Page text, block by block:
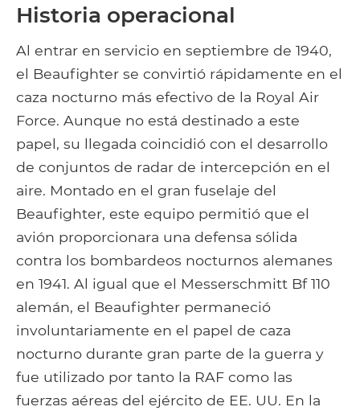
Historia operacional
Al entrar en servicio en septiembre de 1940,
el Beaufighter se convirtió rápidamente en el
caza nocturno más efectivo de la Royal Air
Force. Aunque no está destinado a este
papel, su llegada coincidió con el desarrollo
de conjuntos de radar de intercepción en el
aire. Montado en el gran fuselaje del
Beaufighter, este equipo permitió que el
avión proporcionara una defensa sólida
contra los bombardeos nocturnos alemanes
en 1941. Al igual que el Messerschmitt Bf 110
alemán, el Beaufighter permaneció
involuntariamente en el papel de caza
nocturno durante gran parte de la guerra y
fue utilizado por tanto la RAF como las
fuerzas aéreas del ejército de EE. UU. En la